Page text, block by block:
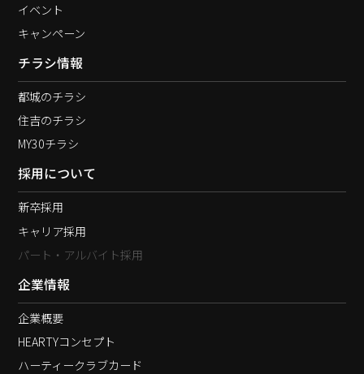
イベント
キャンペーン
チラシ情報
都城のチラシ
住吉のチラシ
MY30チラシ
採用について
新卒採用
キャリア採用
パート・アルバイト採用
企業情報
企業概要
HEARTYコンセプト
ハーティークラブカード